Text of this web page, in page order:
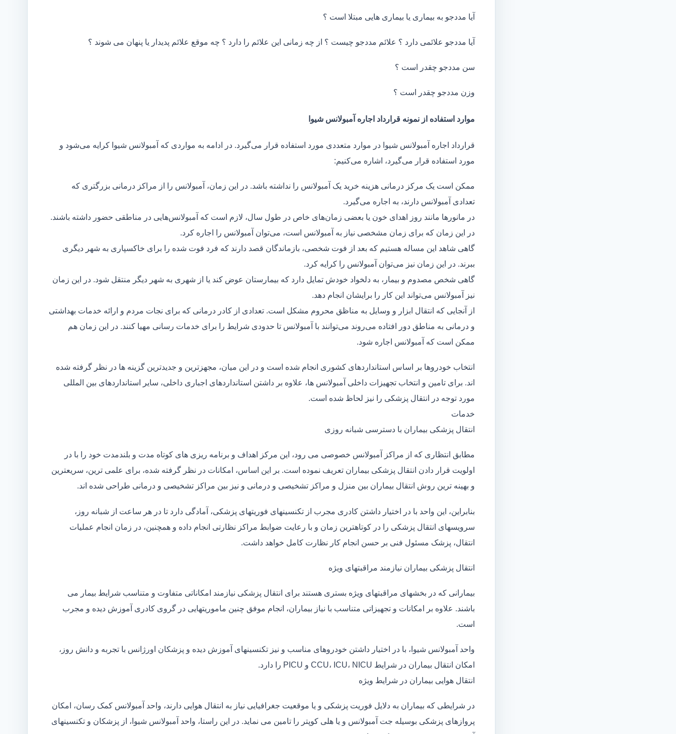
آیا مددجو به بیماری یا بیماری هایی مبتلا است ؟
آیا مددجو علائمی دارد ؟ علائم مددجو چیست ؟ از چه زمانی این علائم را دارد ؟ چه موقع علائم پدیدار یا پنهان می شوند ؟
سن مددجو چقدر است ؟
وزن مددجو چقدر است ؟
موارد استفاده از نمونه قرارداد اجاره آمبولانس شیوا
قرارداد اجاره آمبولانس شیوا در موارد متعددی مورد استفاده قرار می‌گیرد. در ادامه به مواردی که آمبولانس شیوا کرایه می‌شود و
مورد استفاده قرار می‌گیرد، اشاره می‌کنیم:
ممکن است یک مرکز درمانی هزینه خرید یک آمبولانس را نداشته باشد. در این زمان، آمبولانس را از مراکز درمانی بزرگتری که
تعدادی آمبولانس دارند، به اجاره می‌گیرد.
در مانور‌ها مانند روز اهدای خون یا بعضی زمان‌های خاص در طول سال، لازم است که آمبولانس‌هایی در مناطقی حضور داشته باشند.
در این زمان که برای زمان مشخصی نیاز به آمبولانس است، می‌توان آمبولانس را اجاره کرد.
گاهی شاهد این مساله هستیم که بعد از فوت شخصی، بازماندگان قصد دارند که فرد فوت شده را برای خاکسپاری به شهر دیگری
ببرند. در این زمان نیز می‌توان آمبولانس را کرایه کرد.
گاهی شخص مصدوم و بیمار، به دلخواد خودش تمایل دارد که بیمارستان عوض کند یا از شهری به شهر دیگر منتقل شود. در این زمان
نیز آمبولانس می‌تواند این کار را برایشان انجام دهد.
از آنجایی که انتقال ابزار و وسایل به مناظق محروم مشکل است. تعدادی از کادر درمانی که برای نجات مردم و ارائه خدمات بهداشتی
و درمانی به مناطق دور افتاده می‌روند می‌توانند با آمبولانس تا حدودی شرایط را برای خدمات رسانی مهیا کنند. در این زمان هم
ممکن است که آمبولانس اجاره شود.
انتخاب خودروها بر اساس استانداردهای کشوری انجام شده است و در این میان، مجهزترین و جدیدترین گزینه ها در نظر گرفته شده
اند. برای تامین و انتخاب تجهیزات داخلی آمبولانس ها، علاوه بر داشتن استانداردهای اجباری داخلی، سایر استانداردهای بین المللی
مورد توجه در انتقال پزشکی را نیز لحاظ شده است.
خدمات
انتقال پزشکی بیماران با دسترسی شبانه روزی
مطابق انتظاری که از مراکز آمبولانس خصوصی می رود، این مرکز اهداف و برنامه ریزی های کوتاه مدت و بلندمدت خود را با در
اولویت قرار دادن انتقال پزشکی بیماران تعریف نموده است. بر این اساس، امکانات در نظر گرفته شده، برای علمی ترین، سریعترین
و بهینه ترین روش انتقال بیماران بین منزل و مراکز تشخیصی و درمانی و نیز بین مراکز تشخیصی و درمانی طراحی شده اند.
بنابراین، این واحد با در اختیار داشتن کادری مجرب از تکنسینهای فوریتهای پزشکی، آمادگی دارد تا در هر ساعت از شبانه روز،
سرویسهای انتقال پزشکی را در کوتاهترین زمان و با رعایت ضوابط مراکز نظارتی انجام داده و همچنین، در زمان انجام عملیات
انتقال، پزشک مسئول فنی بر حسن انجام کار نظارت کامل خواهد داشت.
انتقال پزشکی بیماران نیازمند مراقبتهای ویژه
بیمارانی که در بخشهای مراقبتهای ویژه بستری هستند برای انتقال پزشکی نیازمند امکاناتی متفاوت و متناسب شرایط بیمار می
باشند. علاوه بر امکانات و تجهیزاتی متناسب با نیاز بیماران، انجام موفق چنین ماموریتهایی در گروی کادری آموزش دیده و مجرب
است.
واحد آمبولانس شیوا، با در اختیار داشتن خودروهای مناسب و نیز تکنسینهای آموزش دیده و پزشکان اورژانس با تجربه و دانش روز،
امکان انتقال بیماران در شرایط CCU، ICU، NICU و PICU را دارد.
انتقال هوایی بیماران در شرایط ویژه
در شرایطی که بیماران به دلایل فوریت پزشکی و یا موقعیت جغرافیایی نیاز به انتقال هوایی دارند، واحد آمبولانس کمک رسان، امکان
پروازهای پزشکی بوسیله جت آمبولانس و یا هلی کوپتر را تامین می نماید. در این راستا، واحد آمبولانس شیوا، از پزشکان و تکنسینهای